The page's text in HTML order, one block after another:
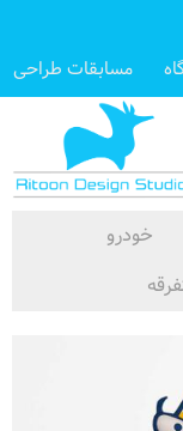
مسابقات طراحی
خودرو